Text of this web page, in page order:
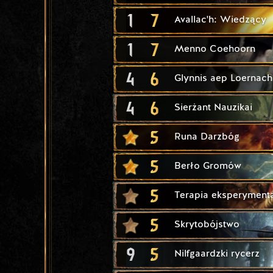
1 7 Avallac'h: Wiedzący
1 7 Menno Coehoorn
4 6 Glynnis aep Loernach
4 6 Sierżant Nauzikai
5 Runa Darzbóg
5 Berło Gromów
5 Terapia
5 Skrytobójstwo
9 5 Nilfgaardzki rycerz